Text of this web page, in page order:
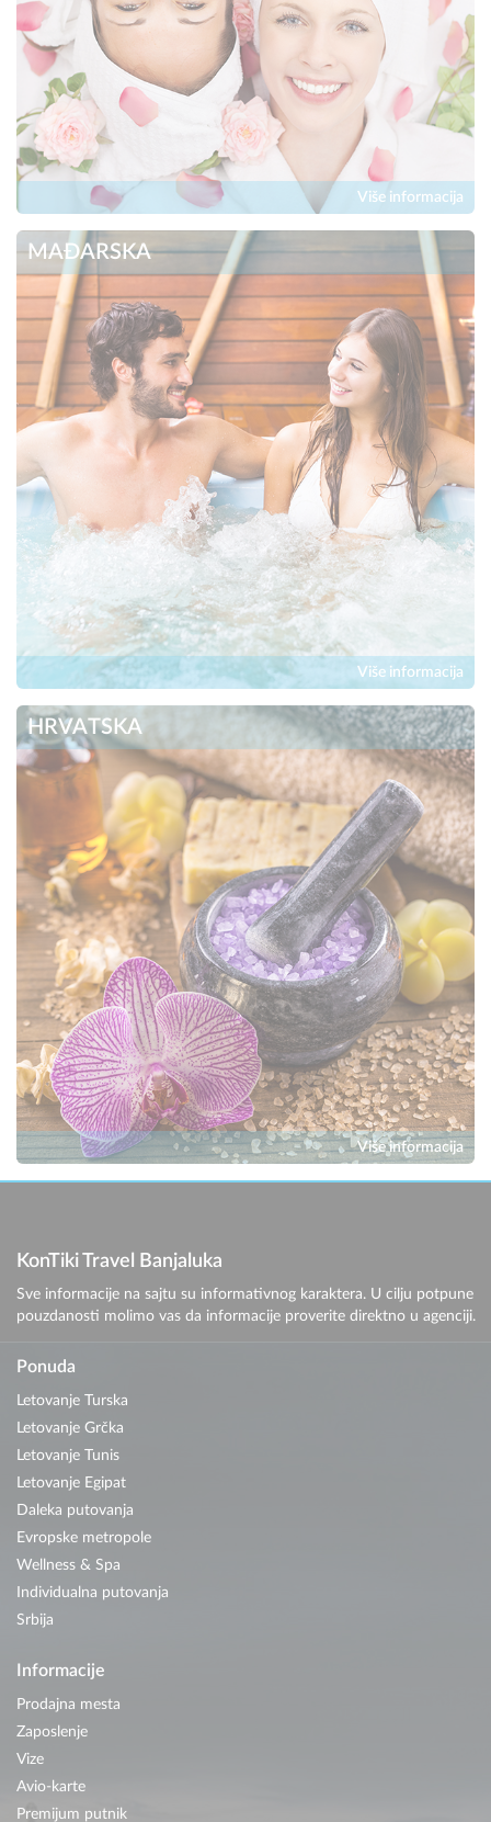
Više informacija
MAĐARSKA
Više informacija
HRVATSKA
Više informacija
KonTiki Travel Banjaluka
Sve informacije na sajtu su informativnog karaktera. U cilju potpune
pouzdanosti molimo vas da informacije proverite direktno u agenciji.
Ponuda
Letovanje Turska
Letovanje Grčka
Letovanje Tunis
Letovanje Egipat
Daleka putovanja
Evropske metropole
Wellness & Spa
Individualna putovanja
Srbija
Informacije
Prodajna mesta
Zaposlenje
Vize
Avio-karte
Premijum putnik